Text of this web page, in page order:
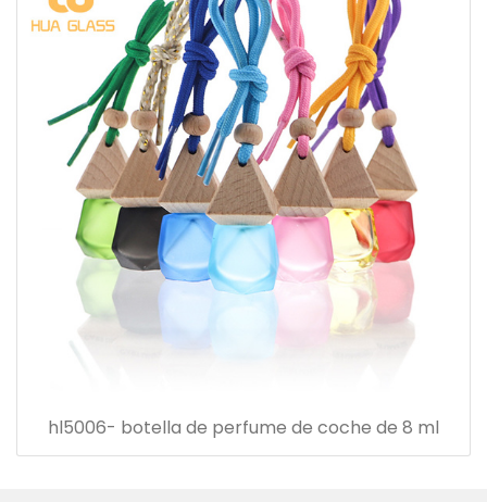
hl5006- botella de perfume de coche de 8 ml